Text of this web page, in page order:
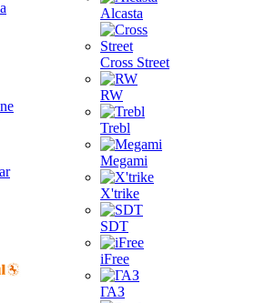
Alcasta
Cross Street
RW
Trebl
Megami
X'trike
SDT
iFree
ГАЗ